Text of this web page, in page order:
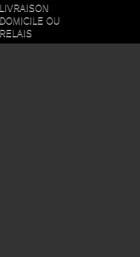
LIVRAISON
DOMICILE OU
RELAIS